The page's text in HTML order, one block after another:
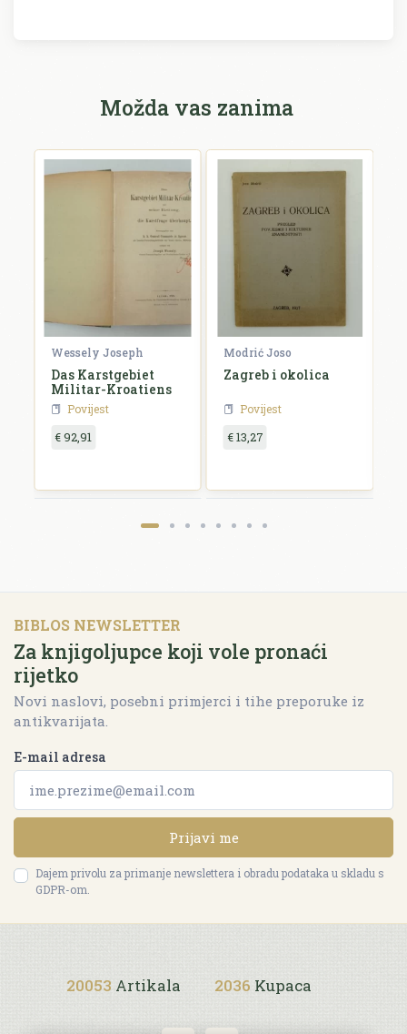
Možda vas zanima
Wessely Joseph
Das Karstgebiet
Militar-Kroatiens
Povijest
€ 92,91
Modrić Joso
Zagreb i okolica
Povijest
€ 13,27
BIBLOS NEWSLETTER
Za knjigoljupce koji vole pronaći
rijetko
Novi naslovi, posebni primjerci i tihe preporuke iz
antikvarijata.
E-mail adresa
Prijavi me
Dajem privolu za primanje newslettera i obradu podataka u skladu s
GDPR-om.
20053 Artikala 2036 Kupaca